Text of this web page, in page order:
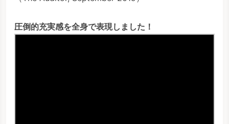
圧倒的充実感を全身で表現しました！